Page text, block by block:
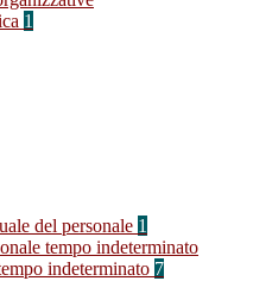
1
del personale 1
tempo indeterminato
indeterminato 7